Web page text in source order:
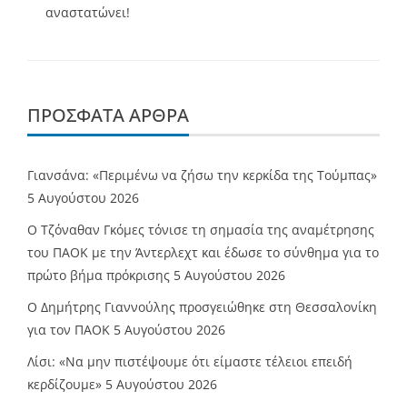
αναστατώνει!
ΠΡΌΣΦΑΤΑ ΆΡΘΡΑ
Γιανσάνα: «Περιμένω να ζήσω την κερκίδα της Τούμπας»
5 Αυγούστου 2026
Ο Τζόναθαν Γκόμες τόνισε τη σημασία της αναμέτρησης
του ΠΑΟΚ με την Άντερλεχτ και έδωσε το σύνθημα για το
πρώτο βήμα πρόκρισης 5 Αυγούστου 2026
Ο Δημήτρης Γιαννούλης προσγειώθηκε στη Θεσσαλονίκη
για τον ΠΑΟΚ 5 Αυγούστου 2026
Λίσι: «Να μην πιστέψουμε ότι είμαστε τέλειοι επειδή
κερδίζουμε» 5 Αυγούστου 2026